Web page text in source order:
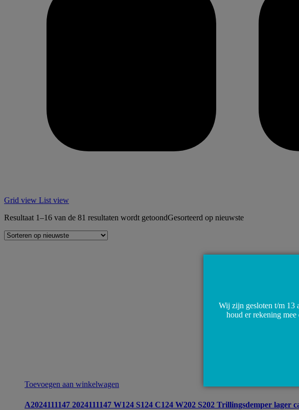
Grid view List view
Resultaat 1–16 van de 81 resultaten wordt getoondGesorteerd op nieuwste
Toevoegen aan winkelwagen
A2024111147 2024111147 W124 S124 C124 W202 S202 Trillingsdemper lager
Wij zijn gesloten t/m 13
houd er rekening mee